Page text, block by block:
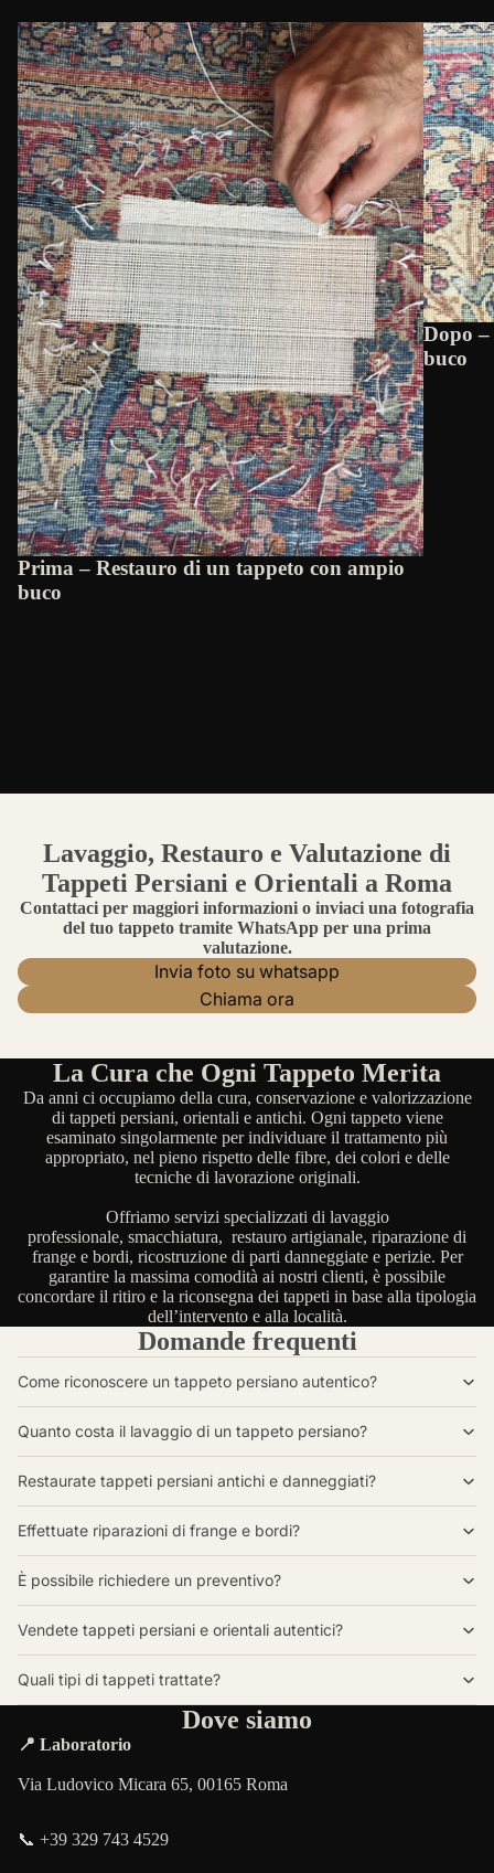
Prima – Restauro di un tappeto con ampio
buco
Dopo
buco
Lavaggio, Restauro e Valutazione di
Tappeti Persiani e Orientali a Roma
Contattaci per maggiori informazioni o inviaci una fotografia
del tuo tappeto tramite WhatsApp per una prima
valutazione.
Invia foto su whatsapp
Chiama ora
La Cura che Ogni Tappeto Merita
Da anni ci occupiamo della cura, conservazione e valorizzazione
di tappeti persiani, orientali e antichi. Ogni tappeto viene
esaminato singolarmente per individuare il trattamento più
appropriato, nel pieno rispetto delle fibre, dei colori e delle
tecniche di lavorazione originali.
Offriamo servizi specializzati di lavaggio
professionale, smacchiatura, restauro artigianale, riparazione di
frange e bordi, ricostruzione di parti danneggiate e perizie. Per
garantire la massima comodità ai nostri clienti, è possibile
concordare il ritiro e la riconsegna dei tappeti in base alla tipologia
dell’intervento e alla località.
Domande frequenti
Come riconoscere un tappeto persiano autentico?
Quanto costa il lavaggio di un tappeto persiano?
Restaurate tappeti persiani antichi e danneggiati?
Effettuate riparazioni di frange e bordi?
È possibile richiedere un preventivo?
Vendete tappeti persiani e orientali autentici?
Quali tipi di tappeti trattate?
Dove siamo
📍 Laboratorio
Via Ludovico Micara 65, 00165 Roma
📞 +39 329 743 4529